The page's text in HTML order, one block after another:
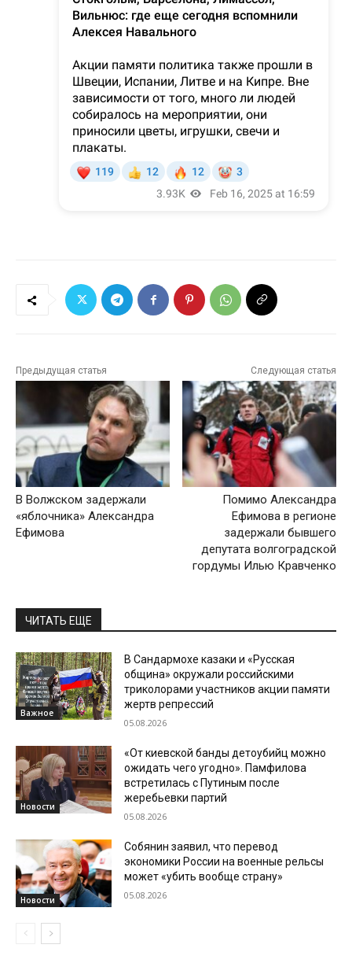
Предыдущая статья
В Волжском задержали
«яблочника» Александра
Ефимова
Следующая статья
Помимо Александра
Ефимова в регионе
задержали бывшего
депутата волгоградской
гордумы Илью Кравченко
ЧИТАТЬ ЕЩЕ
Важное
В Сандармохе казаки и «Русская
община» окружали российскими
триколорами участников акции памяти
жертв репрессий
05.08.2026
Новости
«От киевской банды детоубийц можно
ожидать чего угодно». Памфилова
встретилась с Путиным после
жеребьевки партий
05.08.2026
Новости
Собянин заявил, что перевод
экономики России на военные рельсы
может «убить вообще страну»
05.08.2026